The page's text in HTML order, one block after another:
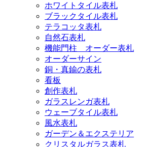
ホワイトタイル表札
ブラックタイル表札
テラコッタ表札
自然石表札
機能門柱 オーダー表札
オーダーサイン
銅・真鍮の表札
看板
創作表札
ガラスレンガ表札
ウェーブタイル表札
風水表札
ガーデン＆エクステリア
クリスタルガラス表札